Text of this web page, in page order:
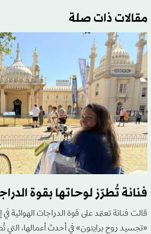
مقالات ذات صلة
فنانة تُطرّز لوحاتها بقوة
قالت فنانة تعتمد على قوة الدراجات الهوائية في
«تجسيد روح برايتون» في أحدث أعمالها، التي